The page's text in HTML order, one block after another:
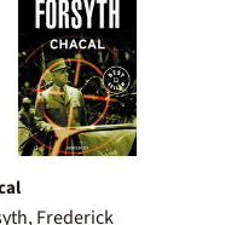
Frederick